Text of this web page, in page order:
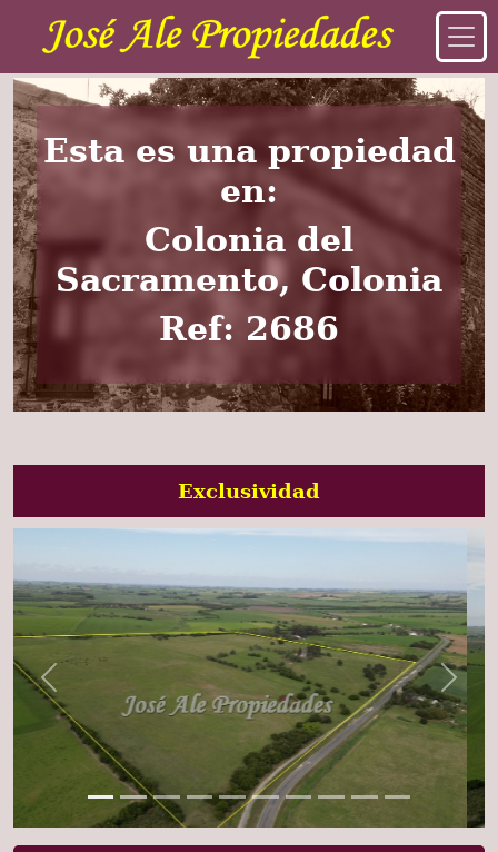
Esta es una propiedad
en:
Colonia del
Sacramento, Colonia
Ref: 2686
Exclusividad
Previous Next